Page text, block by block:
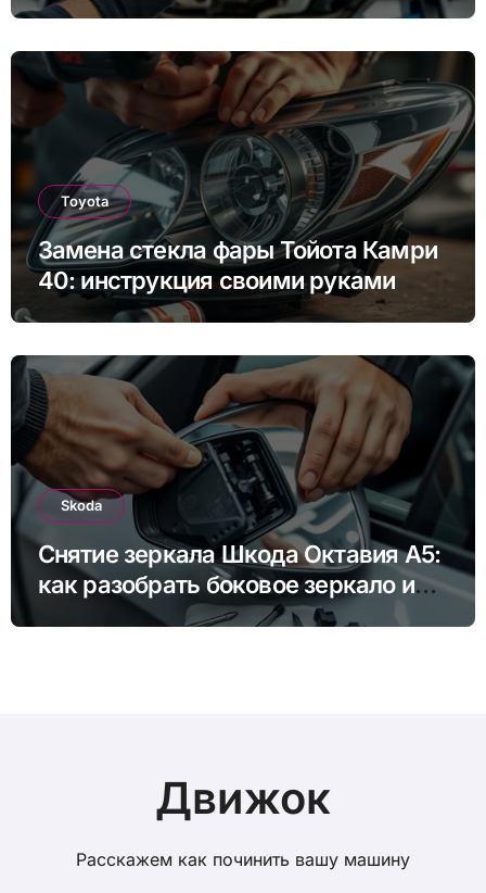
инструкция для Rapid, Octavia и
Toyota
Замена стекла фары Тойота Камри
40: инструкция своими руками
Skoda
Снятие зеркала Шкода Октавия А5:
как разобрать боковое зеркало и
снять зеркальный элемент своими
Движок
Расскажем как починить вашу машину